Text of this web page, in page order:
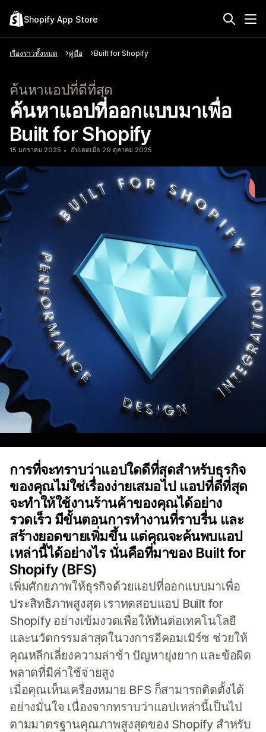
Shopify App Store
เรื่องราวทั้งหมด คู่มือ Built for Shopify
ค้นหาแอปที่ดีที่สุด
ค้นหาแอปที่ออกแบบมาเพื่อ
Built for Shopify
15 มกราคม 2025 อัปเดตเมื่อ 29 ตุลาคม 2025
การที่จะทราบว่าแอปใดดีที่สุดสำหรับธุรกิจ
ของคุณไม่ใช่เรื่องง่ายเสมอไป แอปที่ดีที่สุด
จะทำให้ใช้งานร้านค้าของคุณได้อย่าง
รวดเร็ว มีขั้นตอนการทำงานที่ราบรื่น และ
สร้างยอดขายเพิ่มขึ้น แต่คุณจะค้นพบแอป
เหล่านี้ได้อย่างไร นั่นคือที่มาของ Built for
Shopify (BFS)
เพิ่มศักยภาพให้ธุรกิจด้วยแอปที่ออกแบบมาเพื่อ
ประสิทธิภาพสูงสุด เราทดสอบแอป Built for
Shopify อย่างเข้มงวดเพื่อให้ทันต่อเทคโนโลยี
และนวัตกรรมล่าสุดในวงการอีคอมเมิร์ซ ช่วยให้
คุณหลีกเลี่ยงความล่าช้า ปัญหายุ่งยาก และข้อผิด
พลาดที่มีค่าใช้จ่ายสูง
เมื่อคุณเห็นเครื่องหมาย BFS ก็สามารถติดตั้งได้
อย่างมั่นใจ เนื่องจากทราบว่าแอปเหล่านี้เป็นไป
ตามมาตรฐานคุณภาพสูงสุดของ Shopify สำหรับ